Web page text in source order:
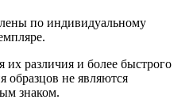
по индивидуальному
различия и более быстрого
образцов не являются
знаком.